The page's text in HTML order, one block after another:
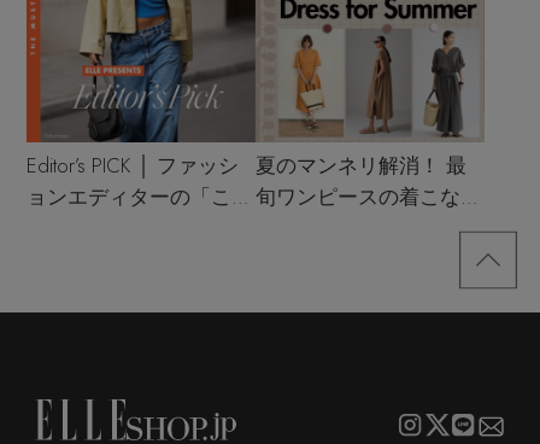
Editor’s PICK │ ファッシ
ョンエディターの「これ
夏のマンネリ解消！ 最
旬ワンピースの着こなし